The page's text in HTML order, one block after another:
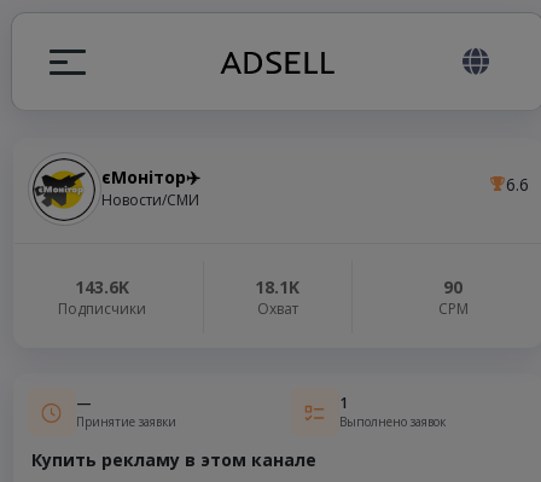
єМонітор✈️
Новости/СМИ
6.6
143.6K
Подписчики
18.1K
Охват
90
СРМ
—
Принятие заявки
1
Выполнено заявок
Купить рекламу в этом канале